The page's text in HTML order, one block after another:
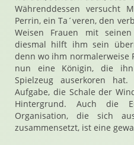
Währenddessen versucht
Perrin, ein Ta´veren, den
Weisen Frauen mit
diesmal hilft ihm sein
denn wo ihm normalerweise
nun eine Königin, die
Spielzeug auserkoren
Aufgabe, die Schale der
Hintergrund. Auch die
Organisation, die sich
zusammensetzt, ist eine